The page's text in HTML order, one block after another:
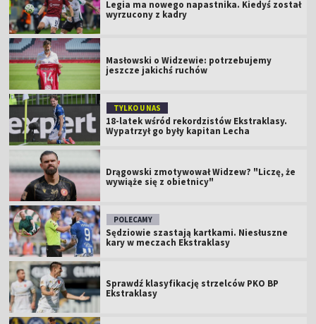
Legia ma nowego napastnika. Kiedyś został
wyrzucony z kadry
Masłowski o Widzewie: potrzebujemy
jeszcze jakichś ruchów
TYLKO U NAS
18-latek wśród rekordzistów Ekstraklasy.
Wypatrzył go były kapitan Lecha
Drągowski zmotywował Widzew? "Liczę, że
wywiąże się z obietnicy"
POLECAMY
Sędziowie szastają kartkami. Niesłuszne
kary w meczach Ekstraklasy
Sprawdź klasyfikację strzelców PKO BP
Ekstraklasy